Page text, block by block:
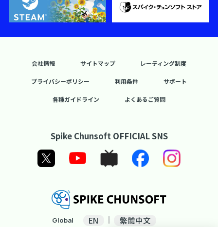
会社情報 サイトマップ レーティング制度
プライバシーポリシー 利用条件 サポート
各種ガイドライン よくあるご質問
Spike Chunsoft OFFICIAL SNS
Global EN 繁體中文